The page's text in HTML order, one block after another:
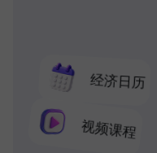
经济日历
视频课程